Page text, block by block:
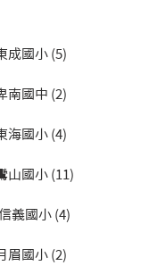
成國小 (5)
南國中 (2)
海國小 (4)
山國小 (11)
義國小 (4)
眉國小 (2)